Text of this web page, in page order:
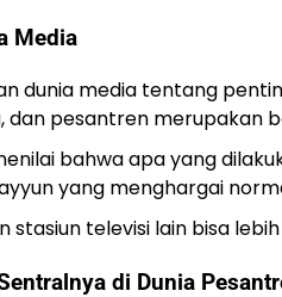
Media
dunia media tentang
pesantren merupakan
bahwa apa yang
yang menghargai
stasiun televisi lain bisa
di Dunia